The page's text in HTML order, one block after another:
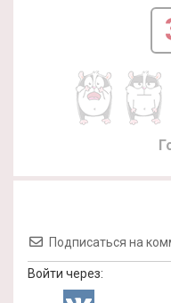
Подписаться на
Войти через: